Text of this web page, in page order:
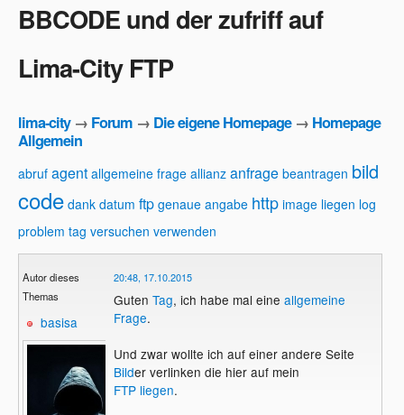
BBCODE und der zufriff auf
Lima-City FTP
lima-city→ Forum → Die eigene Homepage→ Homepage
Allgemein
abruf agent allgemeine frage allianz anfrage beantragen bild
code dank datum ftp genaue angabe http image liegen log
problem tag versuchen verwenden
Autor dieses
Themas
basisa
20:48, 17.10.2015
Guten Tag, ich habe mal eine allgemeine
Frage.
Und zwar wollte ich auf einer andere Seite
Bilder verlinken die hier auf mein
FTP liegen.